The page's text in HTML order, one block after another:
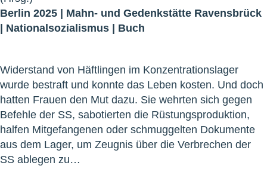
Berlin 2025 | Mahn- und Gedenkstätte Ravensbrück
| Nationalsozialismus | Buch
Widerstand von Häftlingen im Konzentrationslager
wurde bestraft und konnte das Leben kosten. Und doch
hatten Frauen den Mut dazu. Sie wehrten sich gegen
Befehle der SS, sabotierten die Rüstungsproduktion,
halfen Mitgefangenen oder schmuggelten Dokumente
aus dem Lager, um Zeugnis über die Verbrechen der
SS ablegen zu…